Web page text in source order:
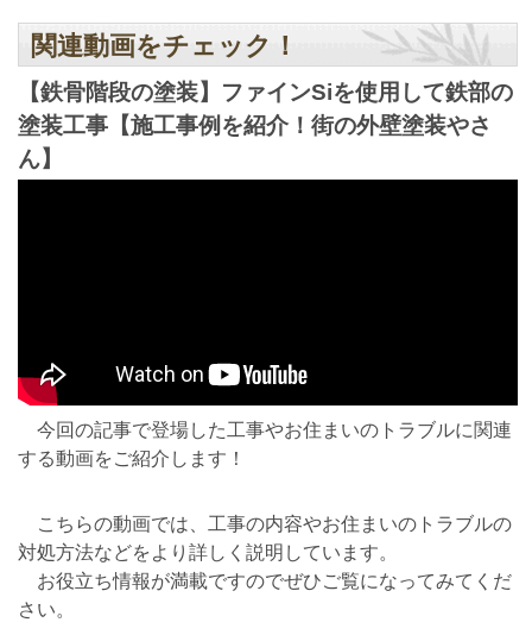
関連動画をチェック！
【鉄骨階段の塗装】ファインSiを使用して鉄部の
塗装工事【施工事例を紹介！街の外壁塗装やさ
ん】
今回の記事で登場した工事やお住まいのトラブルに関連
する動画をご紹介します！
こちらの動画では、工事の内容やお住まいのトラブルの
対処方法などをより詳しく説明しています。
お役立ち情報が満載ですのでぜひご覧になってみてくだ
さい。